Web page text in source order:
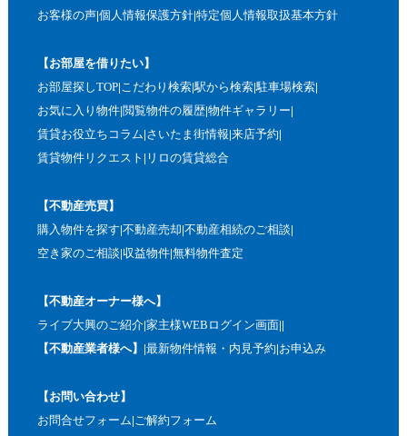
お客様の声 個人情報保護方針 特定個人情報取扱基本方針
【お部屋を借りたい】
お部屋探しTOP こだわり検索 駅から検索 駐車場検索
お気に入り物件 閲覧物件の履歴 物件ギャラリー
賃貸お役立ちコラム さいたま街情報 来店予約
賃貸物件リクエスト リロの賃貸総合
【不動産売買】
購入物件を探す 不動産売却 不動産相続のご相談
空き家のご相談 収益物件 無料物件査定
【不動産オーナー様へ】
ライブ大興のご紹介 家主様WEBログイン画面
【不動産業者様へ】
最新物件情報・内見予約 お申込み
【お問い合わせ】
お問合せフォーム ご解約フォーム